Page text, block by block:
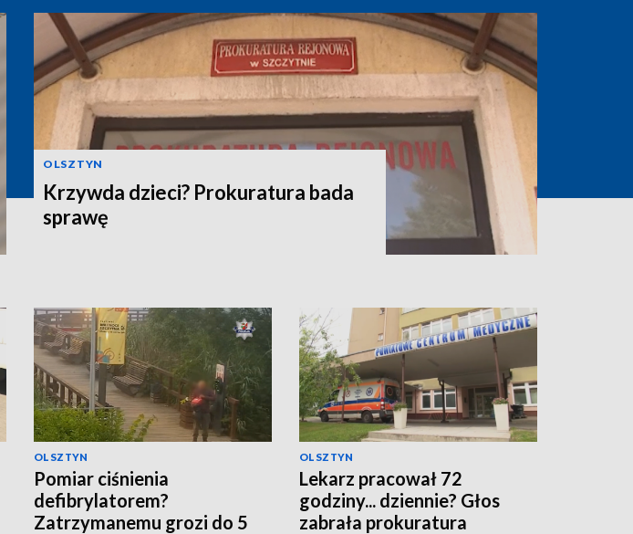
OLSZTYN
Krzywda dzieci? Prokuratura bada
sprawę
OLSZTYN
Pomiar ciśnienia
defibrylatorem?
Zatrzymanemu grozi do 5
OLSZTYN
Lekarz pracował 72
godziny... dziennie? Głos
zabrała prokuratura